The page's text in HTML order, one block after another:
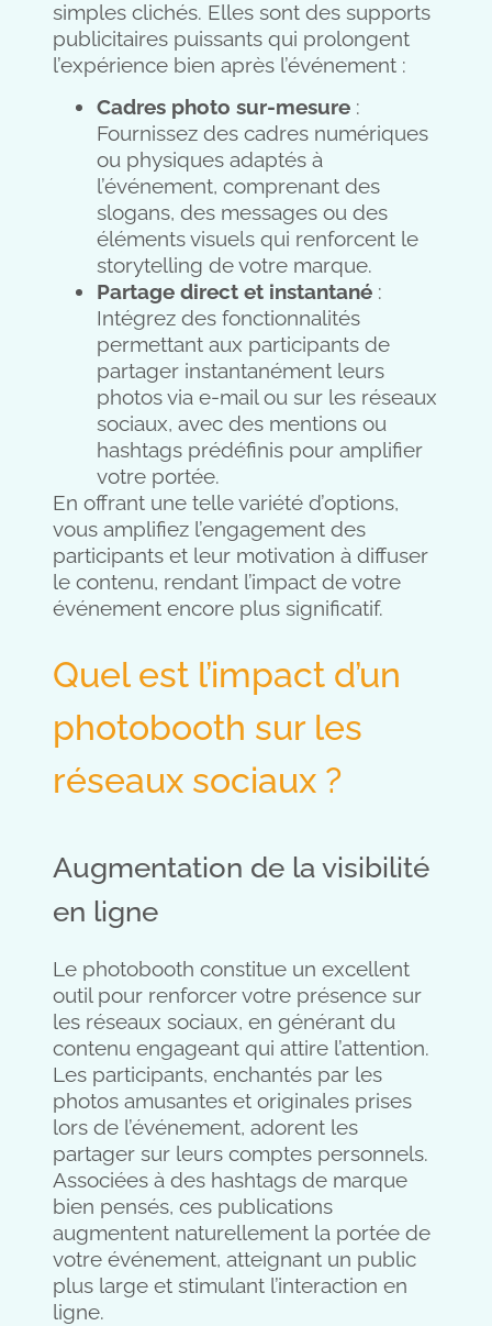
simples clichés. Elles sont des supports
publicitaires puissants qui prolongent
l’expérience bien après l’événement :
Cadres photo sur-mesure :
Fournissez des cadres numériques
ou physiques adaptés à
l’événement, comprenant des
slogans, des messages ou des
éléments visuels qui renforcent le
storytelling de votre marque.
Partage direct et instantané :
Intégrez des fonctionnalités
permettant aux participants de
partager instantanément leurs
photos via e-mail ou sur les réseaux
sociaux, avec des mentions ou
hashtags prédéfinis pour amplifier
votre portée.
En offrant une telle variété d’options,
vous amplifiez l’engagement des
participants et leur motivation à diffuser
le contenu, rendant l’impact de votre
événement encore plus significatif.
Quel est l’impact d’un
photobooth sur les
réseaux sociaux ?
Augmentation de la visibilité
en ligne
Le photobooth constitue un excellent
outil pour renforcer votre présence sur
les réseaux sociaux, en générant du
contenu engageant qui attire l’attention.
Les participants, enchantés par les
photos amusantes et originales prises
lors de l’événement, adorent les
partager sur leurs comptes personnels.
Associées à des hashtags de marque
bien pensés, ces publications
augmentent naturellement la portée de
votre événement, atteignant un public
plus large et stimulant l’interaction en
ligne.